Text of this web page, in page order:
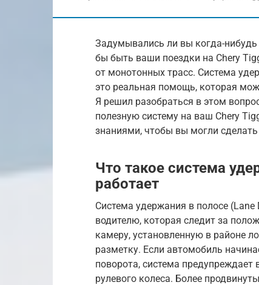
Задумывались ли вы когда-
бы быть ваши поездки на Chery
от монотонных трасс. Система
это реальная помощь, которая
Я решил разобраться в этом
полезную систему на ваш Chery
знаниями, чтобы вы могли
Что такое система
работает
Система удержания в полосе
водителю, которая следит за
камеру, установленную в районе
разметку. Если автомобиль
поворота, система
рулевого колеса. Более